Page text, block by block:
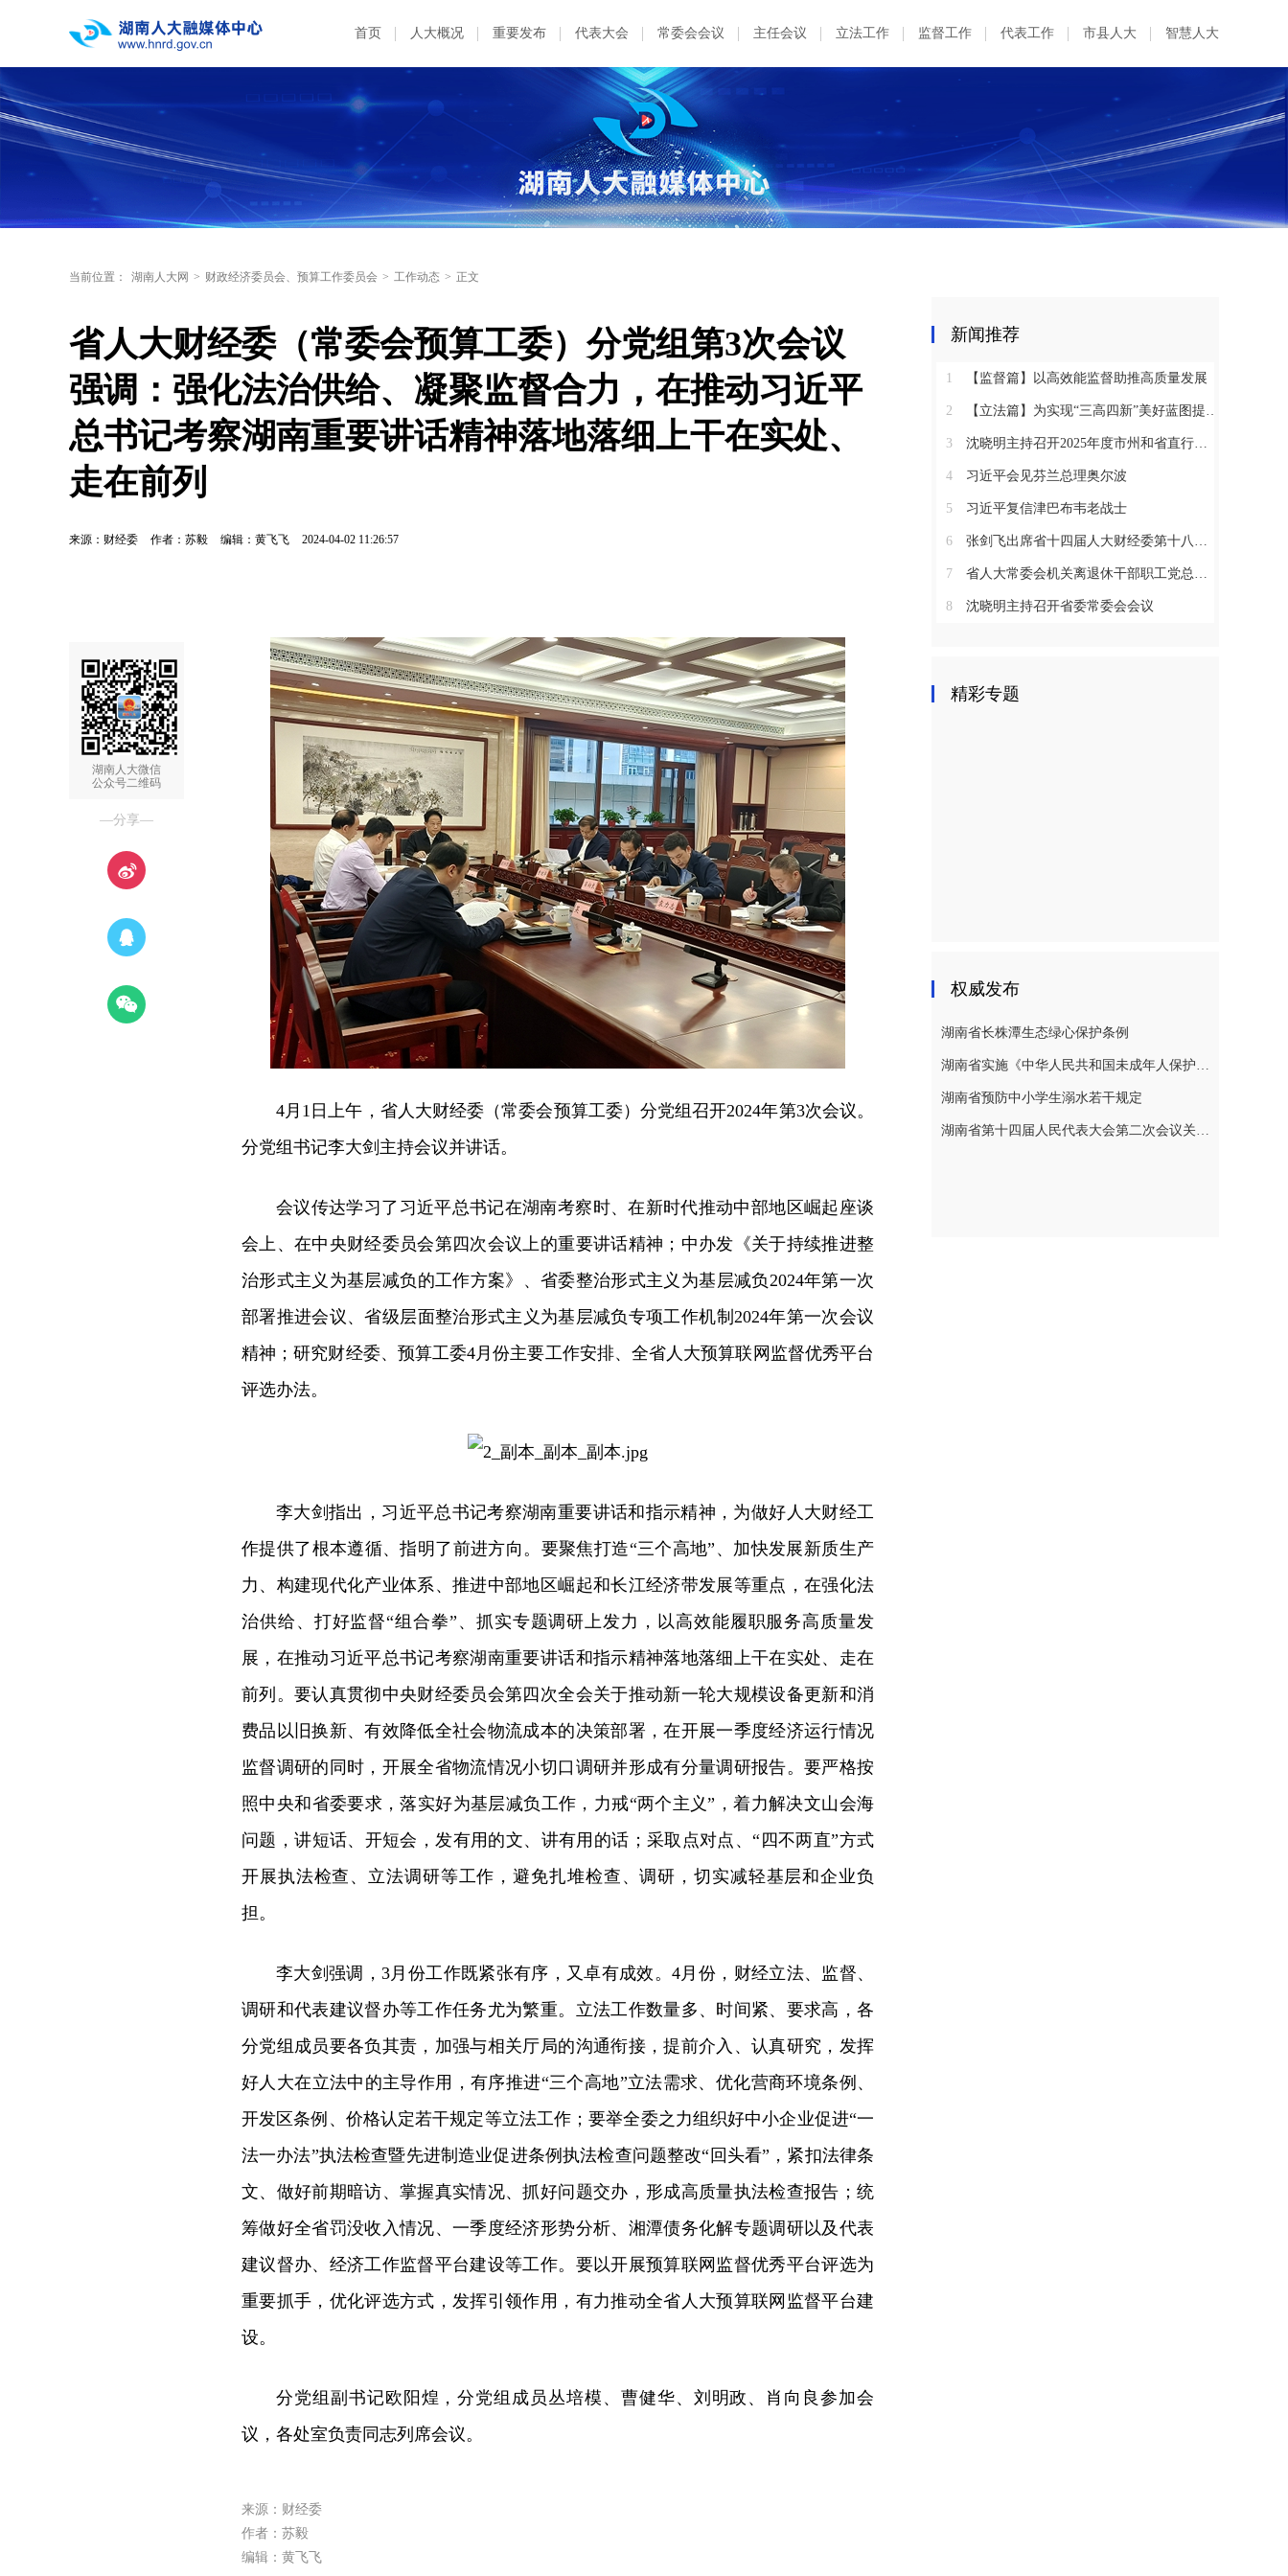
首页 人大概况 重要发布 代表大会 常委会会议 主任会议 立法工作 监督工作 代表工作 市县人大 智慧人大
当前位置： 湖南人大网 > 财政经济委员会、预算工作委员会 > 工作动态 > 正文
省人大财经委（常委会预算工委）分党组第3次会议
强调：强化法治供给、凝聚监督合力，在推动习近平
总书记考察湖南重要讲话精神落地落细上干在实处、
走在前列
来源：财经委 作者：苏毅 编辑：黄飞飞 2024-04-02 11:26:57
湖南人大微信
公众号二维码
—分享—
4月1日上午，省人大财经委（常委会预算工委）分党组召开2024年第3次会议。
分党组书记李大剑主持会议并讲话。
会议传达学习了习近平总书记在湖南考察时、在新时代推动中部地区崛起座谈
会上、在中央财经委员会第四次会议上的重要讲话精神；中办发《关于持续推进整
治形式主义为基层减负的工作方案》、省委整治形式主义为基层减负2024年第一次
部署推进会议、省级层面整治形式主义为基层减负专项工作机制2024年第一次会议
精神；研究财经委、预算工委4月份主要工作安排、全省人大预算联网监督优秀平台
评选办法。
李大剑指出，习近平总书记考察湖南重要讲话和指示精神，为做好人大财经工
作提供了根本遵循、指明了前进方向。要聚焦打造“三个高地”、加快发展新质生产
力、构建现代化产业体系、推进中部地区崛起和长江经济带发展等重点，在强化法
治供给、打好监督“组合拳”、抓实专题调研上发力，以高效能履职服务高质量发
展，在推动习近平总书记考察湖南重要讲话和指示精神落地落细上干在实处、走在
前列。要认真贯彻中央财经委员会第四次全会关于推动新一轮大规模设备更新和消
费品以旧换新、有效降低全社会物流成本的决策部署，在开展一季度经济运行情况
监督调研的同时，开展全省物流情况小切口调研并形成有分量调研报告。要严格按
照中央和省委要求，落实好为基层减负工作，力戒“两个主义”，着力解决文山会海
问题，讲短话、开短会，发有用的文、讲有用的话；采取点对点、“四不两直”方式
开展执法检查、立法调研等工作，避免扎堆检查、调研，切实减轻基层和企业负
担。
李大剑强调，3月份工作既紧张有序，又卓有成效。4月份，财经立法、监督、
调研和代表建议督办等工作任务尤为繁重。立法工作数量多、时间紧、要求高，各
分党组成员要各负其责，加强与相关厅局的沟通衔接，提前介入、认真研究，发挥
好人大在立法中的主导作用，有序推进“三个高地”立法需求、优化营商环境条例、
开发区条例、价格认定若干规定等立法工作；要举全委之力组织好中小企业促进“一
法一办法”执法检查暨先进制造业促进条例执法检查问题整改“回头看”，紧扣法律条
文、做好前期暗访、掌握真实情况、抓好问题交办，形成高质量执法检查报告；统
筹做好全省罚没收入情况、一季度经济形势分析、湘潭债务化解专题调研以及代表
建议督办、经济工作监督平台建设等工作。要以开展预算联网监督优秀平台评选为
重要抓手，优化评选方式，发挥引领作用，有力推动全省人大预算联网监督平台建
设。
分党组副书记欧阳煌，分党组成员丛培模、曹健华、刘明政、肖向良参加会
议，各处室负责同志列席会议。
来源：财经委
作者：苏毅
编辑：黄飞飞
新闻推荐
1 【监督篇】以高效能监督助推高质量发展
2 【立法篇】为实现“三高四新”美好蓝图提供坚实法治保障
3 沈晓明主持召开2025年度市州和省直行业系统党（工）委书记抓基层党建工作述职评议会议
4 习近平会见芬兰总理奥尔波
5 习近平复信津巴布韦老战士
6 张剑飞出席省十四届人大财经委第十八次全体会议
7 省人大常委会机关离退休干部职工党总支召开2025年度总结表彰大会
8 沈晓明主持召开省委常委会会议
精彩专题
权威发布
湖南省长株潭生态绿心保护条例
湖南省实施《中华人民共和国未成年人保护法》若干规定
湖南省预防中小学生溺水若干规定
湖南省第十四届人民代表大会第二次会议关于湖南省人民代表大会常务委员会工作报告的决议